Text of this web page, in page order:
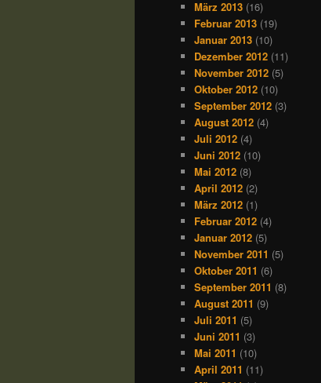
März 2013 (16)
Februar 2013 (19)
Januar 2013 (10)
Dezember 2012 (11)
November 2012 (5)
Oktober 2012 (10)
September 2012 (3)
August 2012 (4)
Juli 2012 (4)
Juni 2012 (10)
Mai 2012 (8)
April 2012 (2)
März 2012 (1)
Februar 2012 (4)
Januar 2012 (5)
November 2011 (5)
Oktober 2011 (6)
September 2011 (8)
August 2011 (9)
Juli 2011 (5)
Juni 2011 (3)
Mai 2011 (10)
April 2011 (11)